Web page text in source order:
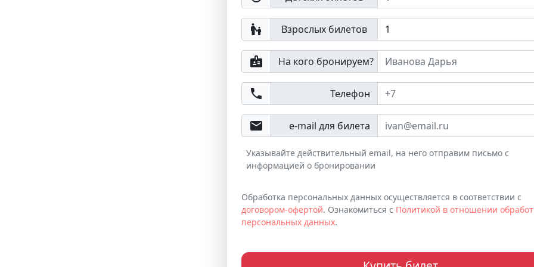
escalator_warning Взрослых билетов
badge На кого бронируем?
phone Телефон
email e-mail для билета
Указывайте действительный email, на него отправим письмо с
информацией о бронировании
Обработка персональных данных осуществляется в соответствии с
договором-офертой. Ознакомиться с Политикой в отношении
персональных данных.